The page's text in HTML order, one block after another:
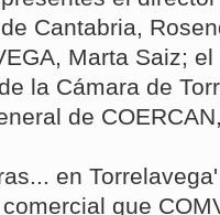
Cantabria,
Marta Saiz;
la Cámara de
de
en
que